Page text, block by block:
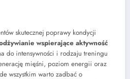
skutecznej poprawy kondycji
wspierające aktywność
do intensywności i rodzaju treningu
mięśni, poziom energii oraz
wszystkim warto zadbać o